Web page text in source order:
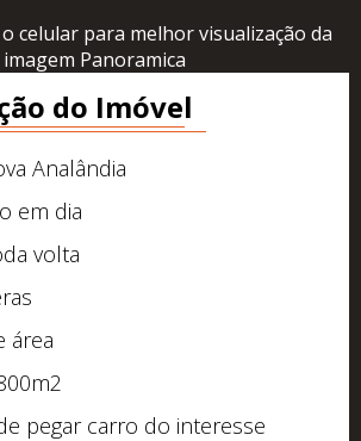
celular para melhor visualização da
imagem Panoramica
do Imóvel
Analândia
em dia
volta
área
pegar carro do interesse